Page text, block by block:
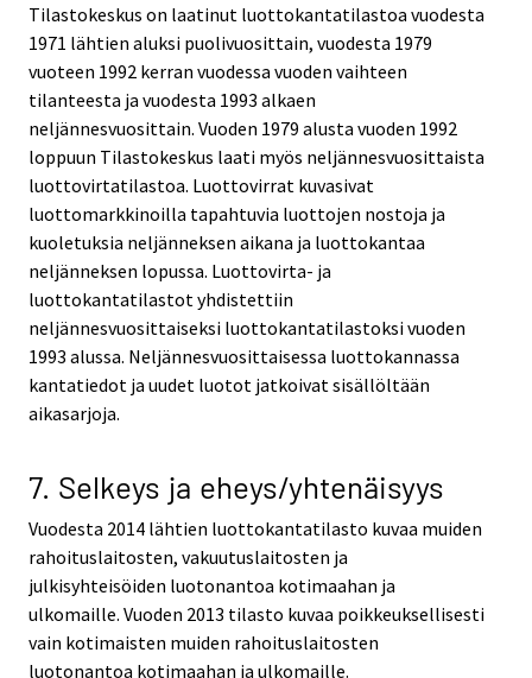
Tilastokeskus on laatinut luottokantatilastoa vuodesta
1971 lähtien aluksi puolivuosittain, vuodesta 1979
vuoteen 1992 kerran vuodessa vuoden vaihteen
tilanteesta ja vuodesta 1993 alkaen
neljännesvuosittain. Vuoden 1979 alusta vuoden 1992
loppuun Tilastokeskus laati myös neljännesvuosittaista
luottovirtatilastoa. Luottovirrat kuvasivat
luottomarkkinoilla tapahtuvia luottojen nostoja ja
kuoletuksia neljänneksen aikana ja luottokantaa
neljänneksen lopussa. Luottovirta- ja
luottokantatilastot yhdistettiin
neljännesvuosittaiseksi luottokantatilastoksi vuoden
1993 alussa. Neljännesvuosittaisessa luottokannassa
kantatiedot ja uudet luotot jatkoivat sisällöltään
aikasarjoja.
7. Selkeys ja eheys/yhtenäisyys
Vuodesta 2014 lähtien luottokantatilasto kuvaa muiden
rahoituslaitosten, vakuutuslaitosten ja
julkisyhteisöiden luotonantoa kotimaahan ja
ulkomaille. Vuoden 2013 tilasto kuvaa poikkeuksellisesti
vain kotimaisten muiden rahoituslaitosten
luotonantoa kotimaahan ja ulkomaille.